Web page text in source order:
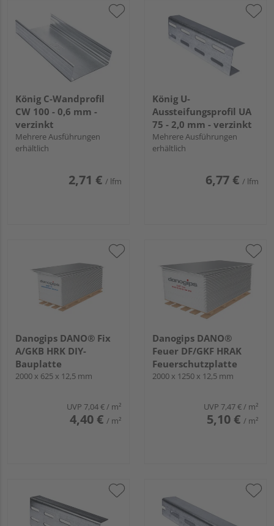
König C-Wandprofil
CW 100 - 0,6 mm -
verzinkt
Mehrere Ausführungen
erhältlich
2,71 € / lfm
König U-
Aussteifungsprofil UA
75 - 2,0 mm - verzinkt
Mehrere Ausführungen
erhältlich
6,77 € / lfm
Danogips DANO® Fix
A/GKB HRK DIY-
Bauplatte
2000 x 625 x 12,5 mm
UVP 7,04 €/ m²
4,40 € / m²
Danogips DANO®
Feuer DF/GKF HRAK
Feuerschutzplatte
2000 x 1250 x 12,5 mm
UVP 7,47 €/ m²
5,10 € / m²